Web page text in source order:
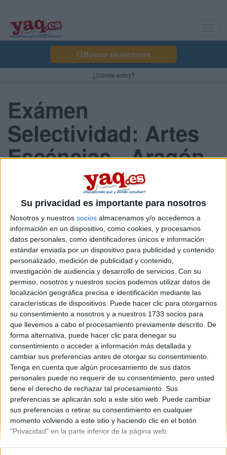
Su privacidad es importante para nosotros
Nosotros y nuestros socios almacenamos y/o accedemos a
información en un dispositivo, como cookies, y procesamos
datos personales, como identificadores únicos e información
estándar enviada por un dispositivo para publicidad y contenido
personalizado, medición de publicidad y contenido,
investigación de audiencia y desarrollo de servicios. Con su
permiso, nosotros y nuestros socios podemos utilizar datos de
localización geográfica precisa e identificación mediante las
características de dispositivos. Puede hacer clic para otorgarnos
su consentimiento a nosotros y a nuestros 1733 socios para
que llevemos a cabo el procesamiento previamente descrito. De
forma alternativa, puede hacer clic para denegar su
consentimiento o acceder a información más detallada y
cambiar sus preferencias antes de otorgar su consentimiento.
Tenga en cuenta que algún procesamiento de sus datos
personales puede no requerir de su consentimiento, pero usted
tiene el derecho de rechazar tal procesamiento. Sus
preferencias se aplicarán solo a este sitio web. Puede cambiar
sus preferencias o retirar su consentimiento en cualquier
momento volviendo a este sitio y haciendo clic en el botón
"Privacidad" en la parte inferior de la página web.
Buscar titulaciones
¿Dónde estoy?
Exámen
Selectividad: Artes
Escéncias - Aragón
2013 Septiembre
Comunidad:
Aragón
Año del examen:
2013
Mes de examen:
Septiembre
Asignatura:
Artes Escénicas
Fichero Examen:
examen-selectividad-artes-escencias-aragon-2013-
septiembre.pdf
Quiénes somos |Contactar|Anúnciate
Aviso legal
Politica de privacidad | Condiciones generales
de cookies
© 2003-2026 Compás Mediterráneo S.L.- Diego de León 47 - 28006
Madrid [ESPAÑA] - Tel. +34 91 593 2767